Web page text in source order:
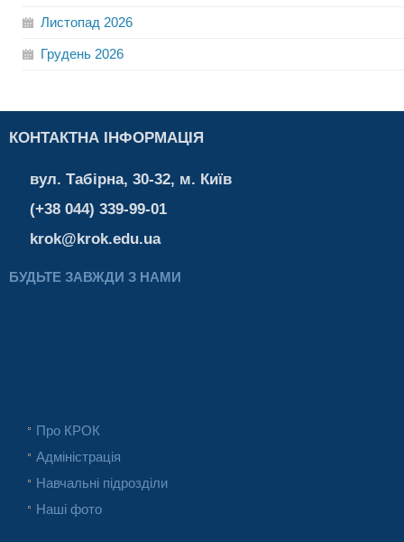
Листопад 2026
Грудень 2026
КОНТАКТНА ІНФОРМАЦІЯ
вул. Табірна, 30-32, м. Київ
(+38 044) 339-99-01
krok@krok.edu.ua
БУДЬТЕ ЗАВЖДИ З НАМИ
Про КРОК
Адміністрація
Навчальні підрозділи
Наші фото